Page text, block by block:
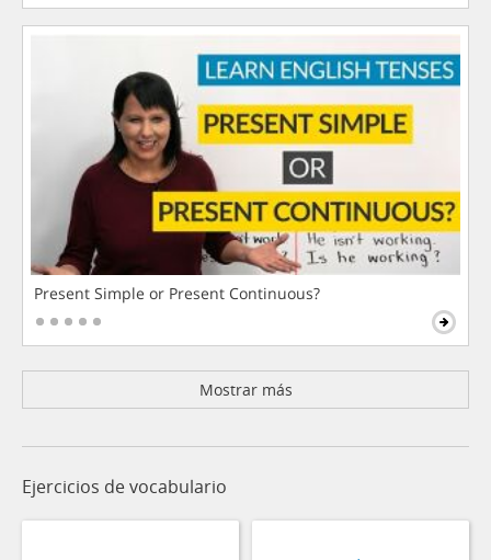
Present Simple or Present Continuous?
Mostrar más
Ejercicios de vocabulario